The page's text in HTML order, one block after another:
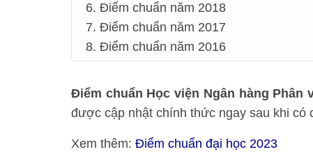
6. Điểm chuẩn năm 2018
7. Điểm chuẩn năm 2017
8. Điểm chuẩn năm 2016
Điểm chuẩn Học viện Ngân hàng Phân
được cập nhật chính thức ngay sau khi có
Xem thêm: Điểm chuẩn đại học 2023